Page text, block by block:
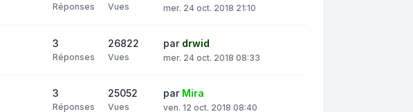
Réponses Vues mer. 24 oct. 2018 21:10
3
Réponses
26822
Vues
par drwid
mer. 24 oct. 2018 08:33
3
Réponses
25052
Vues
par Mira
ven. 12 oct. 2018 08:40